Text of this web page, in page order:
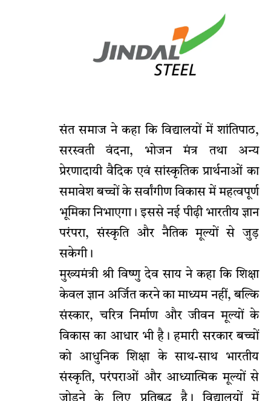
संत समाज ने कहा कि विद्यालयों में शांतिपाठ,
सरस्वती वंदना, भोजन मंत्र तथा अन्य
प्रेरणादायी वैदिक एवं सांस्कृतिक प्रार्थनाओं का
समावेश बच्चों के सर्वांगीण विकास में महत्वपूर्ण
भूमिका निभाएगा। इससे नई पीढ़ी भारतीय ज्ञान
परंपरा, संस्कृति और नैतिक मूल्यों से जुड़
सकेगी।
मुख्यमंत्री श्री विष्णु देव साय ने कहा कि शिक्षा
केवल ज्ञान अर्जित करने का माध्यम नहीं, बल्कि
संस्कार, चरित्र निर्माण और जीवन मूल्यों के
विकास का आधार भी है। हमारी सरकार बच्चों
को आधुनिक शिक्षा के साथ-साथ भारतीय
संस्कृति, परंपराओं और आध्यात्मिक मूल्यों से